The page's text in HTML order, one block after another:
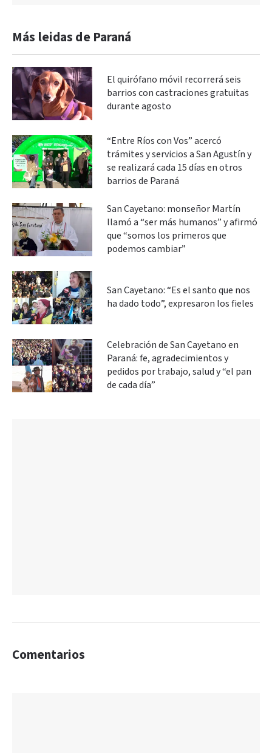
Más leidas de Paraná
El quirófano móvil recorrerá seis
barrios con castraciones gratuitas
durante agosto
“Entre Ríos con Vos” acercó
trámites y servicios a San Agustín y
se realizará cada 15 días en otros
barrios de Paraná
San Cayetano: monseñor Martín
llamó a “ser más humanos” y afirmó
que “somos los primeros que
podemos cambiar”
San Cayetano: “Es el santo que nos
ha dado todo”, expresaron los fieles
Celebración de San Cayetano en
Paraná: fe, agradecimientos y
pedidos por trabajo, salud y “el pan
de cada día”
Comentarios